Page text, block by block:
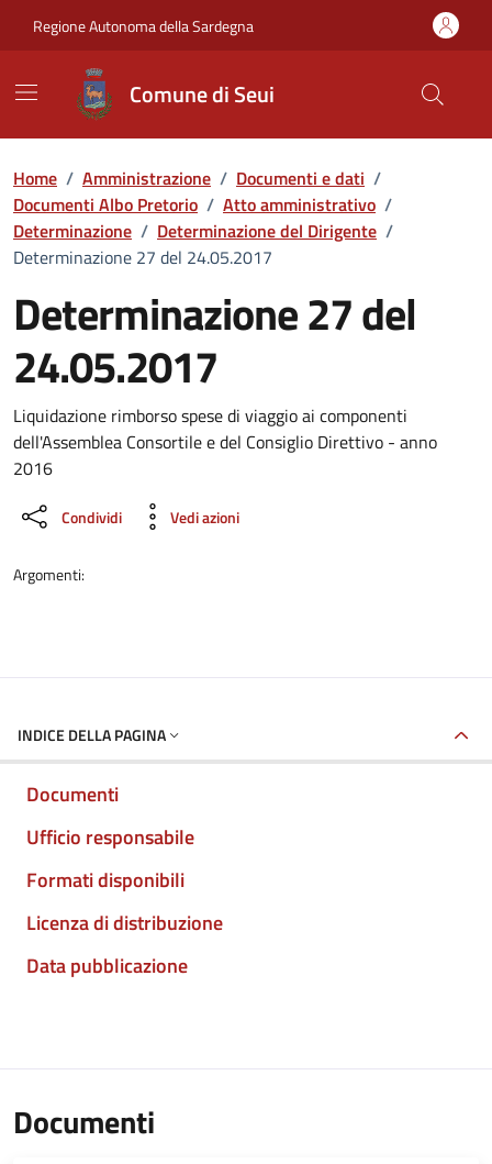
Regione Autonoma della Sardegna
Comune di Seui
Home / Amministrazione / Documenti e dati /
Documenti Albo Pretorio / Atto amministrativo /
Determinazione / Determinazione del Dirigente /
Determinazione 27 del 24.05.2017
Determinazione 27 del
24.05.2017
Dettaglio del documento
Liquidazione rimborso spese di viaggio ai componenti
dell'Assemblea Consortile e del Consiglio Direttivo - anno
2016
Condividi Vedi azioni
Argomenti:
INDICE DELLA PAGINA
Documenti
Ufficio responsabile
Formati disponibili
Licenza di distribuzione
Data pubblicazione
Documenti